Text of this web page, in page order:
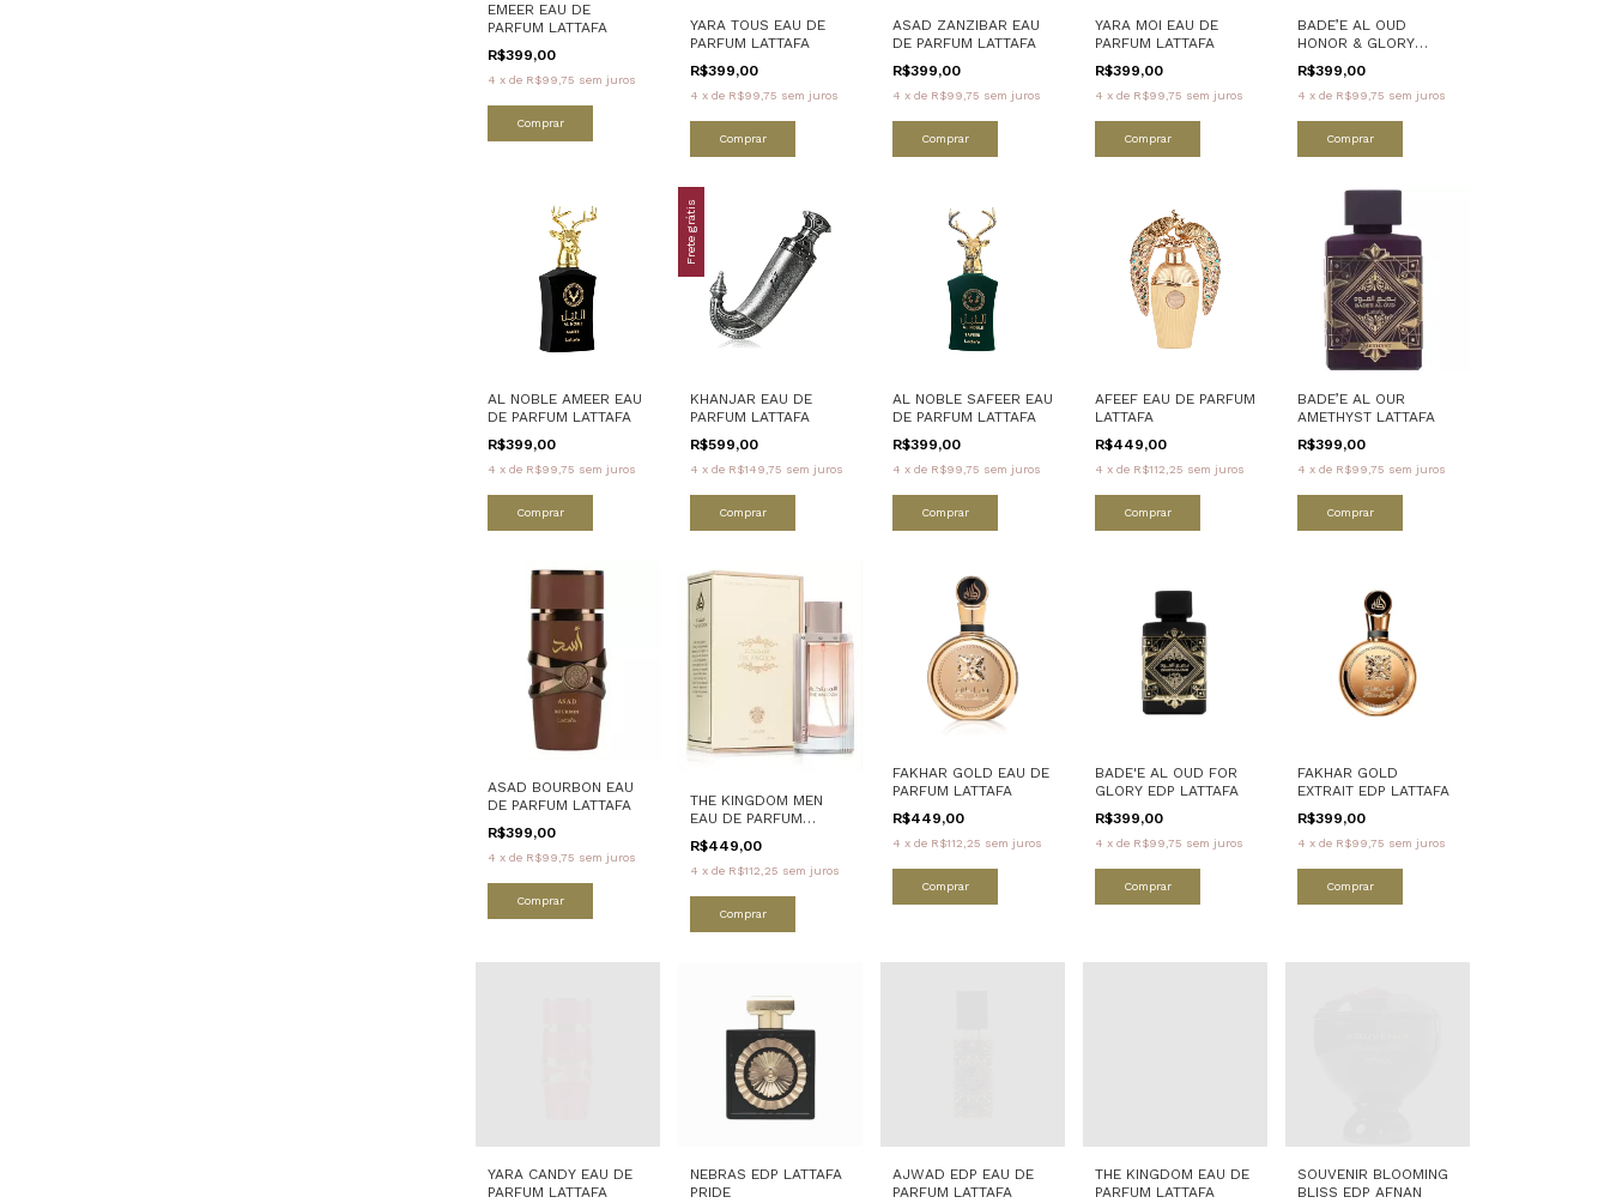
EMEER EAU DE
PARFUM LATTAFA
R$399,00
4 x de R$99,75 sem juros
Comprar
YARA TOUS EAU DE
PARFUM LATTAFA
R$399,00
4 x de R$99,75 sem juros
Comprar
ASAD ZANZIBAR EAU
DE PARFUM LATTAFA
R$399,00
4 x de R$99,75 sem juros
Comprar
YARA MOI EAU DE
PARFUM LATTAFA
R$399,00
4 x de R$99,75 sem juros
Comprar
BADE’E AL OUD
HONOR & GLORY
LATTAFA
R$399,00
4 x de R$99,75 sem juros
Comprar
AL NOBLE AMEER EAU
DE PARFUM LATTAFA
R$399,00
4 x de R$99,75 sem juros
Comprar
Frete grátis
KHANJAR EAU DE
PARFUM LATTAFA
R$599,00
4 x de R$149,75 sem juros
Comprar
AL NOBLE SAFEER EAU
DE PARFUM LATTAFA
R$399,00
4 x de R$99,75 sem juros
Comprar
AFEEF EAU DE PARFUM
LATTAFA
R$449,00
4 x de R$112,25 sem juros
Comprar
BADE’E AL OUR
AMETHYST LATTAFA
R$399,00
4 x de R$99,75 sem juros
Comprar
ASAD BOURBON EAU
DE PARFUM LATTAFA
R$399,00
4 x de R$99,75 sem juros
Comprar
THE KINGDOM MEN
EAU DE PARFUM
LATTAFA
R$449,00
4 x de R$112,25 sem juros
Comprar
FAKHAR GOLD EAU DE
PARFUM LATTAFA
R$449,00
4 x de R$112,25 sem juros
Comprar
BADE'E AL OUD FOR
GLORY EDP LATTAFA
R$399,00
4 x de R$99,75 sem juros
Comprar
FAKHAR GOLD
EXTRAIT EDP LATTAFA
R$399,00
4 x de R$99,75 sem juros
Comprar
YARA CANDY EAU DE
PARFUM LATTAFA
NEBRAS EDP LATTAFA
PRIDE
AJWAD EDP EAU DE
PARFUM LATTAFA
THE KINGDOM EAU DE
PARFUM LATTAFA
SOUVENIR BLOOMING
BLISS EDP AFNAN